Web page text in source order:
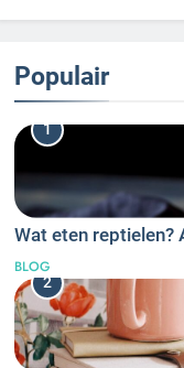
Populair
1
Wat eten reptielen?
BLOG
2